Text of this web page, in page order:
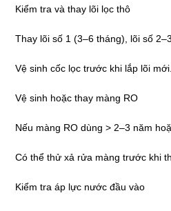
Kiểm tra và thay lõi lọc thô
Thay lõi số 1 (3–6 tháng), lõi số
Vệ sinh cốc lọc trước khi lắp lõi mới.
Vệ sinh hoặc thay màng RO
Nếu màng RO dùng > 2–3 năm
Có thể thử xả rửa màng trước khi
Kiểm tra áp lực nước đầu vào